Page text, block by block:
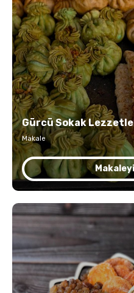
Gürcü Sokak
Makale